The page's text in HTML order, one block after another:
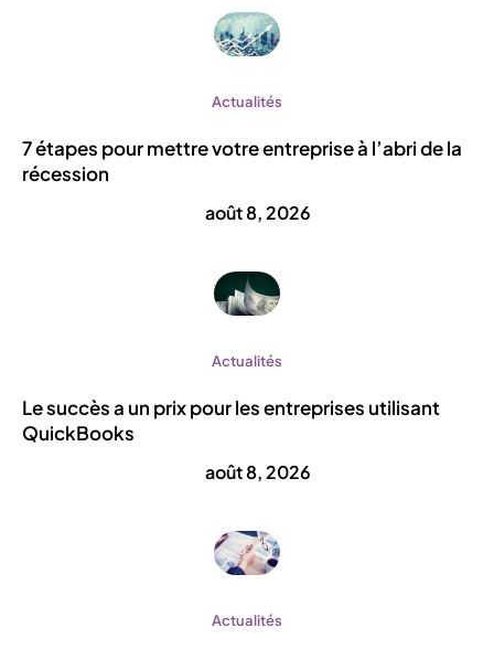
Actualités
7 étapes pour mettre votre entreprise à l’abri de la
récession
août 8, 2026
Actualités
Le succès a un prix pour les entreprises utilisant
QuickBooks
août 8, 2026
Actualités